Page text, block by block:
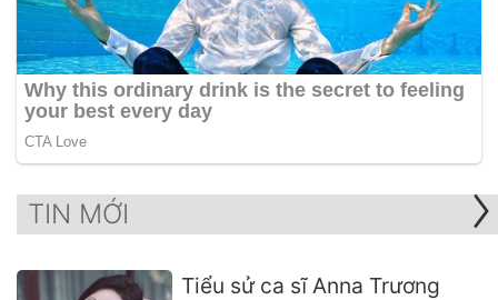
TIN MỚI
Tiểu sử ca sĩ Anna Trương